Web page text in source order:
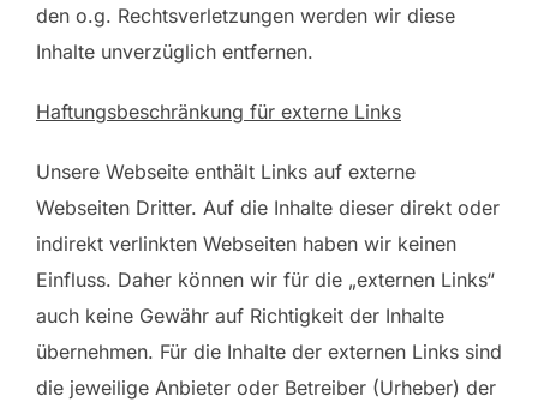
den o.g. Rechtsverletzungen werden wir diese
Inhalte unverzüglich entfernen.
Haftungsbeschränkung für externe Links
Unsere Webseite enthält Links auf externe
Webseiten Dritter. Auf die Inhalte dieser direkt oder
indirekt verlinkten Webseiten haben wir keinen
Einfluss. Daher können wir für die „externen Links“
auch keine Gewähr auf Richtigkeit der Inhalte
übernehmen. Für die Inhalte der externen Links sind
die jeweilige Anbieter oder Betreiber (Urheber) der